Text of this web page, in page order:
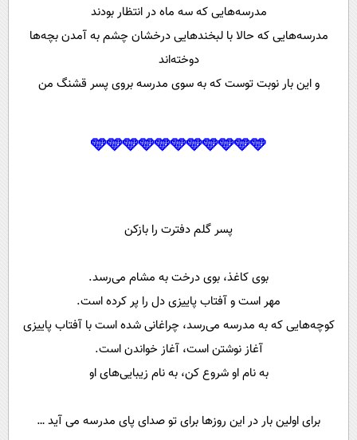
مدرسه‌هایی که سه ماه در انتظار بودند
مدرسه‌هایی که حالا با لبخند‌هایی درخشان چشم به آمدن بچه‌ها
دوخته‌اند
و این بار نوبت توست که به سوی مدرسه بروی پسر قشنگ من
🩵🩵🩵🩵🩵🩵🩵🩵🩵🩵🩵
پسر گلم دفترت را بازکن
بوی کاغذ، بوی درخت به مشام می‌رسد.
مهر است و آفتاب پاییزی دل را پر کرده است.
کوچه‌هایی که به مدرسه می‌رسد، چراغانی شده است با آفتاب پاییزی
آغاز نوشتن است، آغاز خواندن است.
به نام او شروع کن، به نام زیبایی‌های او
برای اولین بار در این روز‌ها برای تو ﺻﺪﺍﯼ ﭘﺎﯼ ﻣﺪﺭﺳﻪ ﻣﯽ ﺁﯾﺪ …